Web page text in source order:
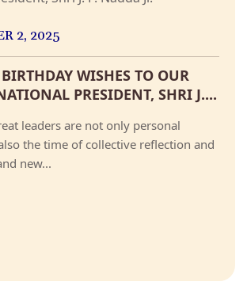
2, 2025
WISHES TO OUR
PRESIDENT, SHRI J....
leaders are not only personal
the time of collective reflection and
new...